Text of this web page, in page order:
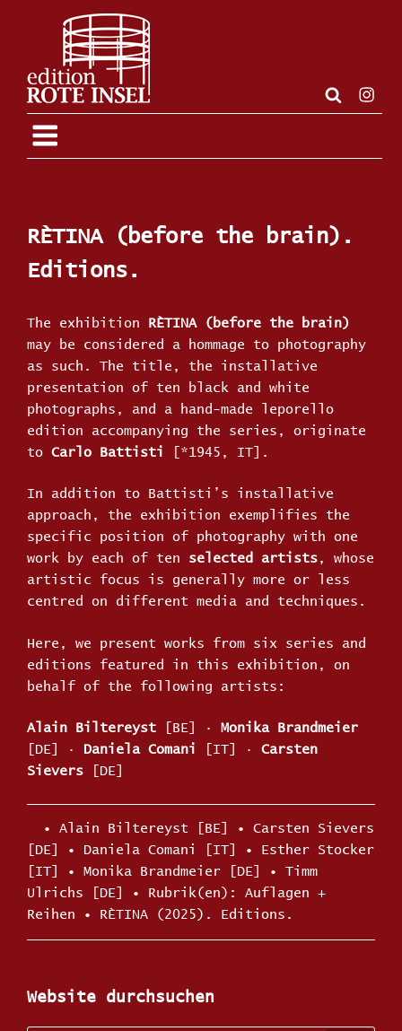
RÈTINA (before the brain).
Editions.
The exhibition
RÈTINA (before the brain)
may be considered a hommage to photography
as such. The title, the installative
presentation of ten black and white
photographs, and a hand-made leporello
edition accompanying the series, originate
to Carlo Battisti [*1945, IT].
In addition to Battisti’s installative
approach, the exhibition exemplifies the
specific position of photography with one
work by each of ten selected artists , whose
artistic focus is generally more or less
centred on different media and techniques.
Here, we present works from six series and
editions featured in this exhibition, on
behalf of the following artists:
Alain Biltereyst [BE] ·
Monika Brandmeier
[DE]
· Daniela Comani [IT] · Carsten
Sievers [DE]
Kategorien
• Alain Biltereyst [BE] • Carsten Sievers
[DE]
• Daniela Comani [IT] • Esther Stocker
[IT]
• Monika Brandmeier [DE] • Timm
Ulrichs [DE]
Schlagwörter
Auflagen +
Reihen • RÈTINA (2025). Editions.
Website durchsuchen